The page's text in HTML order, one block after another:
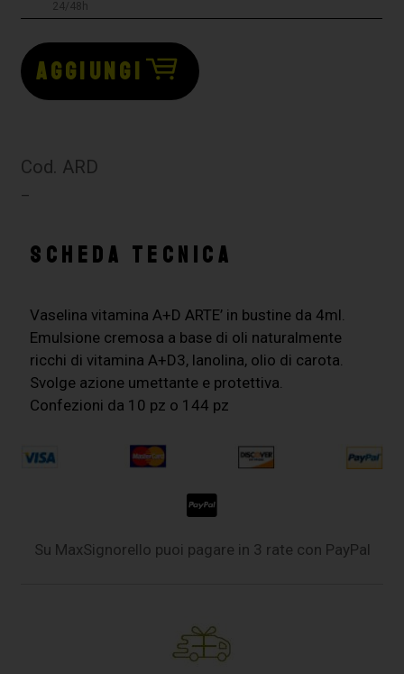
24/48h
AGGIUNGI
Cod. ARD
–
SCHEDA TECNICA
Vaselina vitamina A+D ARTE’ in bustine da 4ml.
Emulsione cremosa a base di oli naturalmente
ricchi di vitamina A+D3, lanolina, olio di carota.
Svolge azione umettante e protettiva.
Confezioni da 10 pz o 144 pz
Su MaxSignorello puoi pagare in 3 rate con PayPal